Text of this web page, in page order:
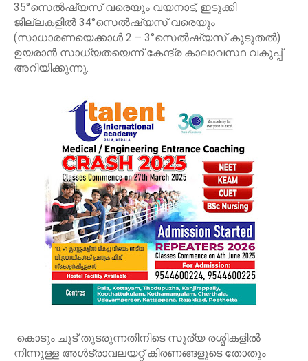
35°സെൽഷ്യസ് വരെയും വയനാട്, ഇടുക്കി
ജില്ലകളിൽ 34°സെൽഷ്യസ് വരെയും
(സാധാരണയെക്കാൾ 2 – 3°സെൽഷ്യസ് കൂടുതൽ)
ഉയരാൻ സാധ്യതയെന്ന് കേന്ദ്ര കാലാവസ്ഥ വകുപ്പ്
അറിയിക്കുന്നു.
കൊടും ചൂട് തുടരുന്നതിനിടെ സൂര്യ രശ്മികളില്‍
നിന്നുള്ള അള്‍ട്രാവലയറ്റ് കിരണങ്ങളുടെ തോതും